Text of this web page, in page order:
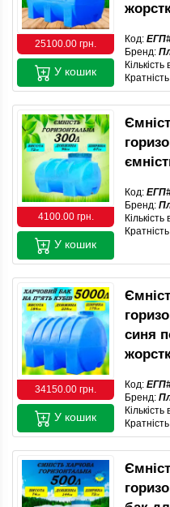
25100.00 грн. Код:
Бренд:
Кількість
У кошик
4100.00 грн.
Код:
Бренд:
Кількість
У кошик
34150.00 грн.
синя
Код:
Бренд:
Кількість
У кошик